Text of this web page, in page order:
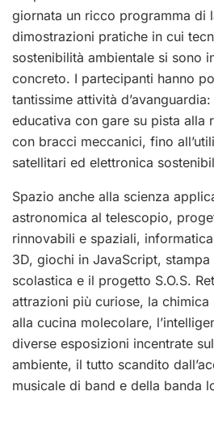
giornata un ricco programma di
dimostrazioni pratiche in cui
sostenibilità ambientale si sono
concreto. I partecipanti hanno
tantissime attività
educativa con gare su pista alla
con bracci meccanici, fino
satellitari ed elettronica
Spazio anche alla scienza
astronomica al telescopio,
rinnovabili e spaziali,
3D, giochi in JavaScript, stampa
scolastica e il progetto S.O.S.
attrazioni più curiose, la chimica
alla cucina molecolare,
diverse esposizioni incentrate
ambiente, il tutto scandito
musicale di band e della banda